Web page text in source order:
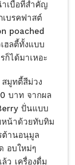
เบื่อที่สำคัญ
บรคฟาสต์
poached
ฮลตี้ทั้งแบบ
ก็ได้มาเหอะ
มูทตี้สีม่วง
บาท จากผล
ปั่นแบบ
น้าด้วยทับทิม
ต้านอนุมูล
อบใหม่ๆ
ว เครื่องดื่ม